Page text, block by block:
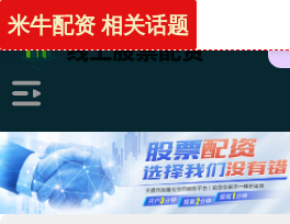
米牛配资 相关话题